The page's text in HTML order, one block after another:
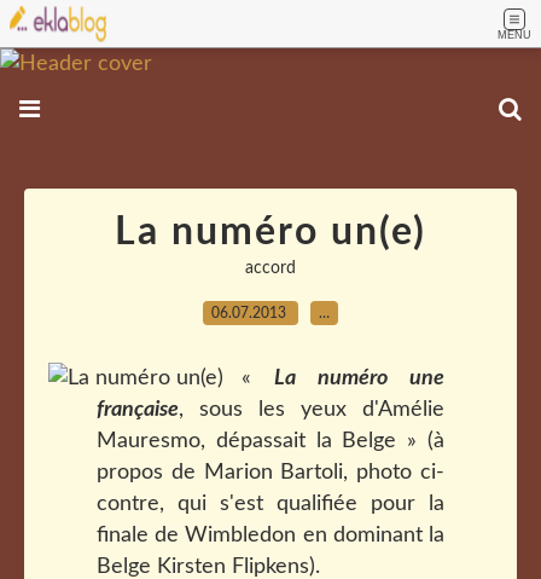
MENU
La numéro un(e)
accord
06.07.2013 …
« La numéro une
française, sous les yeux d'Amélie
Mauresmo, dépassait la Belge » (à
propos de Marion Bartoli, photo ci-
contre, qui s'est qualifiée pour la
finale de Wimbledon en dominant la
Belge Kirsten Flipkens).